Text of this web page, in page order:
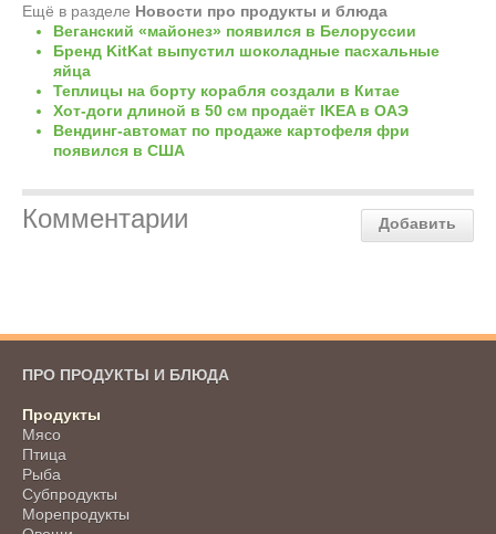
Ещё в разделе Новости про продукты и блюда
Веганский «майонез» появился в Белоруссии
Бренд KitKat выпустил шоколадные пасхальные
яйца
Теплицы на борту корабля создали в Китае
Хот-доги длиной в 50 см продаёт IKEA в ОАЭ
Вендинг-автомат по продаже картофеля фри
появился в США
Добавить
Комментарии
ПРО ПРОДУКТЫ И БЛЮДА
Продукты
Мясо
Птица
Рыба
Субпродукты
Морепродукты